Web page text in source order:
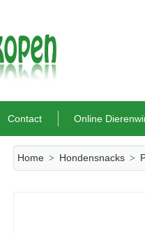
Contact Online
Home Hondensnacks